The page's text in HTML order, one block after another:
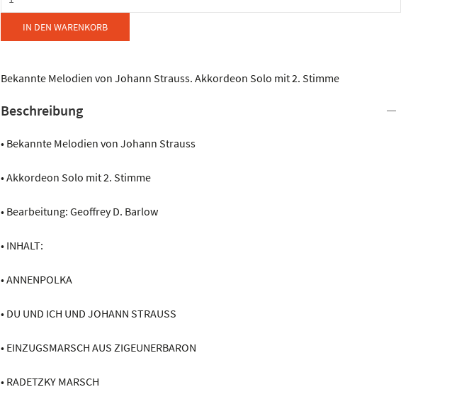
Jetelina
Du
ich
Johann
Menge
IN DEN WARENKORB
Bekannte Melodien von Johann Strauss. Akkordeon Solo mit 2. Stimme
Beschreibung
• Bekannte Melodien von Johann Strauss
• Akkordeon Solo mit 2. Stimme
• Bearbeitung: Geoffrey D. Barlow
• INHALT:
• ANNENPOLKA
• DU UND ICH UND JOHANN STRAUSS
• EINZUGSMARSCH AUS ZIGEUNERBARON
• RADETZKY MARSCH